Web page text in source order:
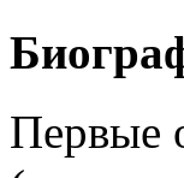
Первые